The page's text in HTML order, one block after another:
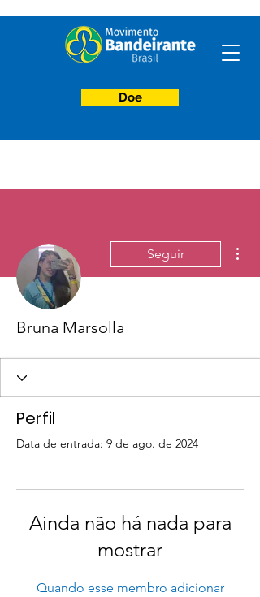
Doe
Seguir
Bruna Marsolla
Perfil
Data de entrada: 9 de ago. de 2024
Ainda não há nada para
mostrar
Quando esse membro adicionar